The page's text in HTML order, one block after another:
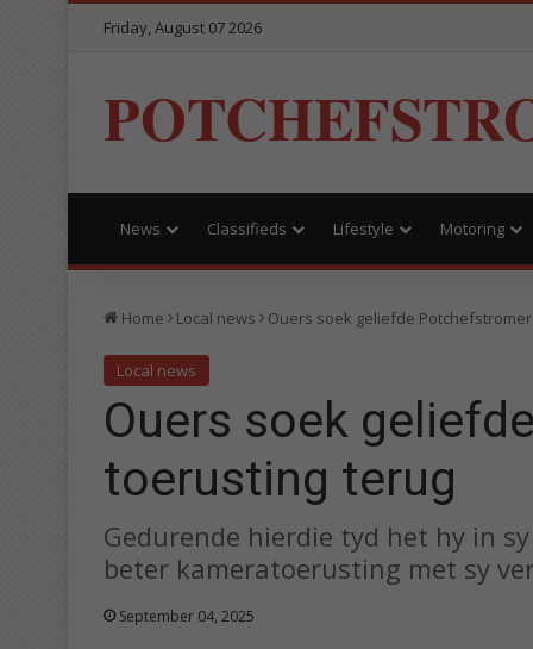
Friday, August 07 2026
News Classifieds Lifestyle Motoring
Home Local news Ouers soek geliefde
Local news
Ouers soek
toerusting terug
Gedurende hierdie tyd het hy in
beter kameratoerusting met sy
September 04, 2025